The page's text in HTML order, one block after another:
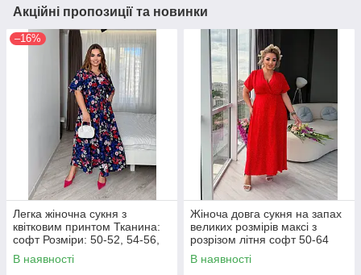
Акційні пропозиції та новинки
–16%
Легка жіночна сукня з
квітковим принтом Тканина:
софт Розміри: 50-52, 54-56,
58-60, 62-64
В наявності
Жіноча довга сукня на запах
великих розмірів максі з
розрізом літня софт 50-64
В наявності